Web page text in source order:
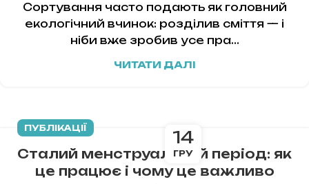
Сортування часто подають як головний
екологічний вчинок: розділив сміття — і
ніби вже зробив усе пра...
ЧИТАТИ ДАЛІ
14
ГРУ
ПУБЛІКАЦІЇ
Сталий менструальний період: як
це працює і чому це важливо